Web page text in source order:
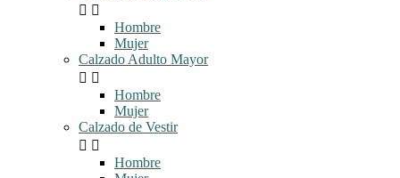
 
Hombre
Mujer
Calzado Adulto Mayor
 
Hombre
Mujer
Calzado de Vestir
 
Hombre